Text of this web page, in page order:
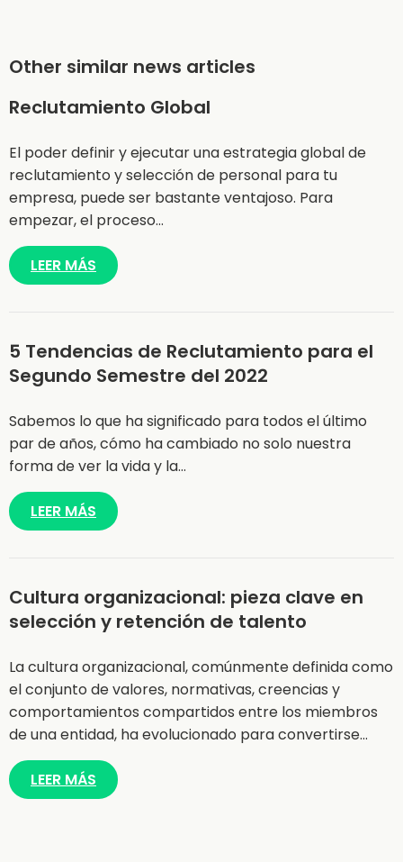
Other similar news articles
Reclutamiento Global
El poder definir y ejecutar una estrategia global de
reclutamiento y selección de personal para tu
empresa, puede ser bastante ventajoso. Para
empezar, el proceso…
LEER MÁS
5 Tendencias de Reclutamiento para el
Segundo Semestre del 2022
Sabemos lo que ha significado para todos el último
par de años, cómo ha cambiado no solo nuestra
forma de ver la vida y la…
LEER MÁS
Cultura organizacional: pieza clave en
selección y retención de talento
La cultura organizacional, comúnmente definida como
el conjunto de valores, normativas, creencias y
comportamientos compartidos entre los miembros
de una entidad, ha evolucionado para convertirse…
LEER MÁS